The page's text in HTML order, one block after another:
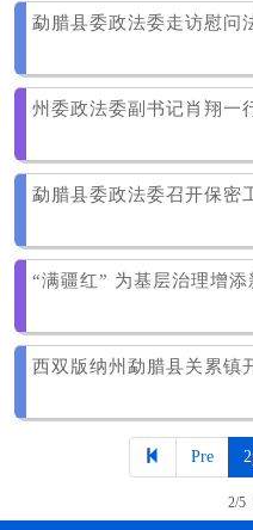
勐腊县委政法委走访慰问
勐腊县委政法委召开保密
“满疆红” 为基层治理增添
Pre
2/5